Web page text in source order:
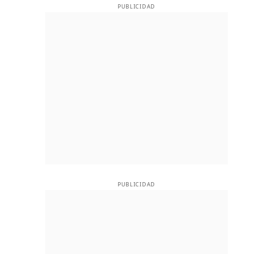
PUBLICIDAD
PUBLICIDAD